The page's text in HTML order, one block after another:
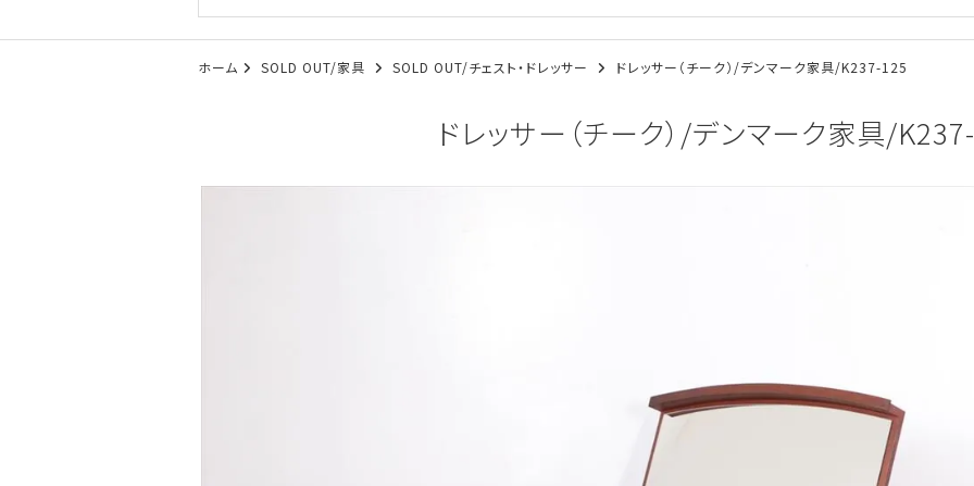
ホーム SOLD OUT/家具 SOLD OUT/チェスト・ドレッサー ドレッサー（チーク）/デンマーク家具/K237-125
ドレッサー（チーク）/デンマーク家具/